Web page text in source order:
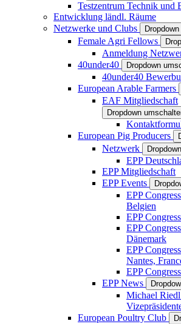
Testzentrum Technik und
Entwicklung ländl. Räume
Netzwerke und Clubs
Female Agri Fellows
Anmeldung
40under40
Dropdown
40under40
European Arable Farmers
EAF Mitgliedschaft
Dropdown
European Pig Producers
Netzwerk
EPP
EPP Mitgliedschaft
EPP Events
EPP
Belgien
EPP
EPP
Dänemark
EPP
Nantes,
EPP
EPP News
Michael
European Poultry Club